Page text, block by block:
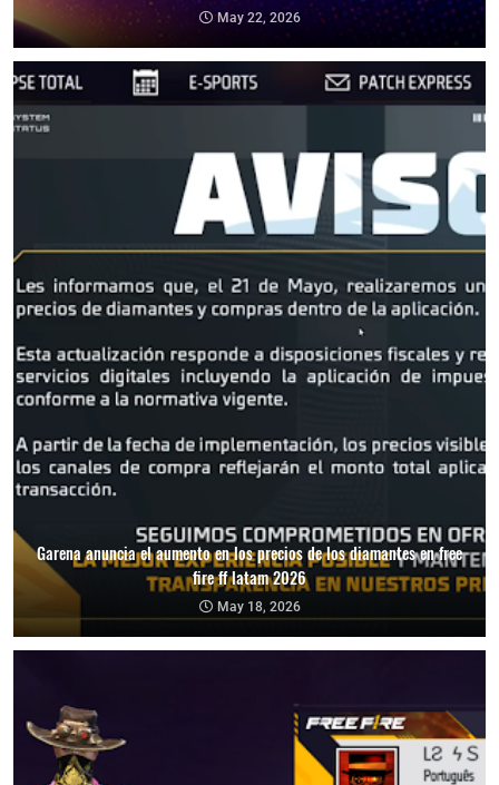
May 22, 2026
Garena anuncia el aumento en los precios de los diamantes en free
fire ff latam 2026
May 18, 2026